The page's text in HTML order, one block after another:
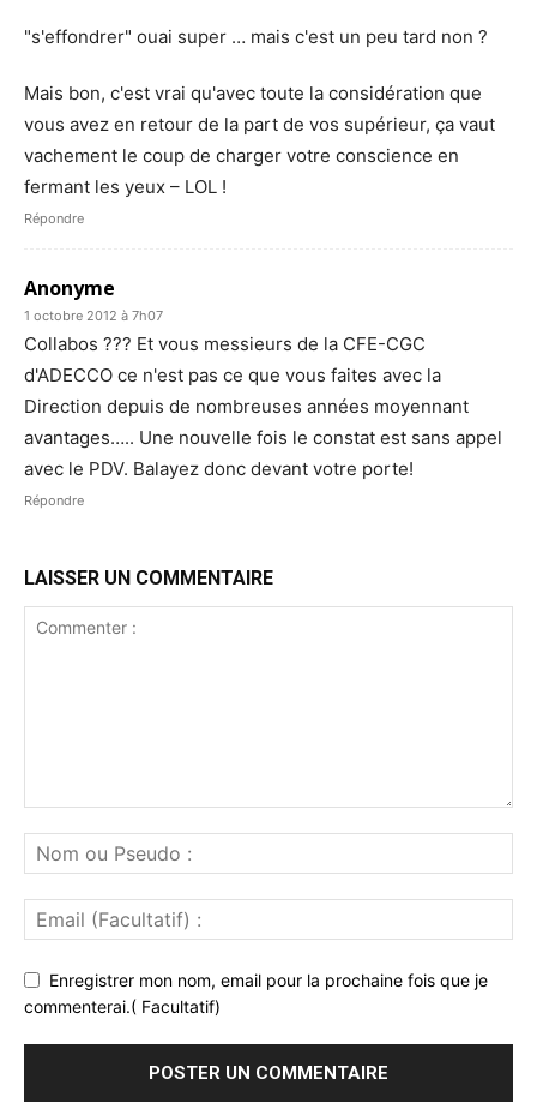
"s'effondrer" ouai super … mais c'est un peu tard non ?
Mais bon, c'est vrai qu'avec toute la considération que
vous avez en retour de la part de vos supérieur, ça vaut
vachement le coup de charger votre conscience en
fermant les yeux – LOL !
Répondre
Anonyme
1 octobre 2012 à 7h07
Collabos ??? Et vous messieurs de la CFE-CGC
d'ADECCO ce n'est pas ce que vous faites avec la
Direction depuis de nombreuses années moyennant
avantages….. Une nouvelle fois le constat est sans appel
avec le PDV. Balayez donc devant votre porte!
Répondre
LAISSER UN COMMENTAIRE
Enregistrer mon nom, email pour la prochaine fois que je
commenterai.( Facultatif)